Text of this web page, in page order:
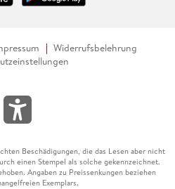
Widerrufsbelehrung
Beschädigungen, die das Lesen aber nicht
einen Stempel als solche gekennzeichnet.
Angaben zu Preissenkungen beziehen
Exemplars.